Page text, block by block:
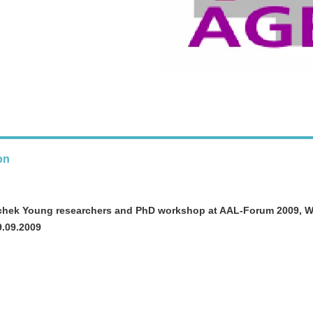
Young researchers and PhD workshop at AAL-Forum 2009,